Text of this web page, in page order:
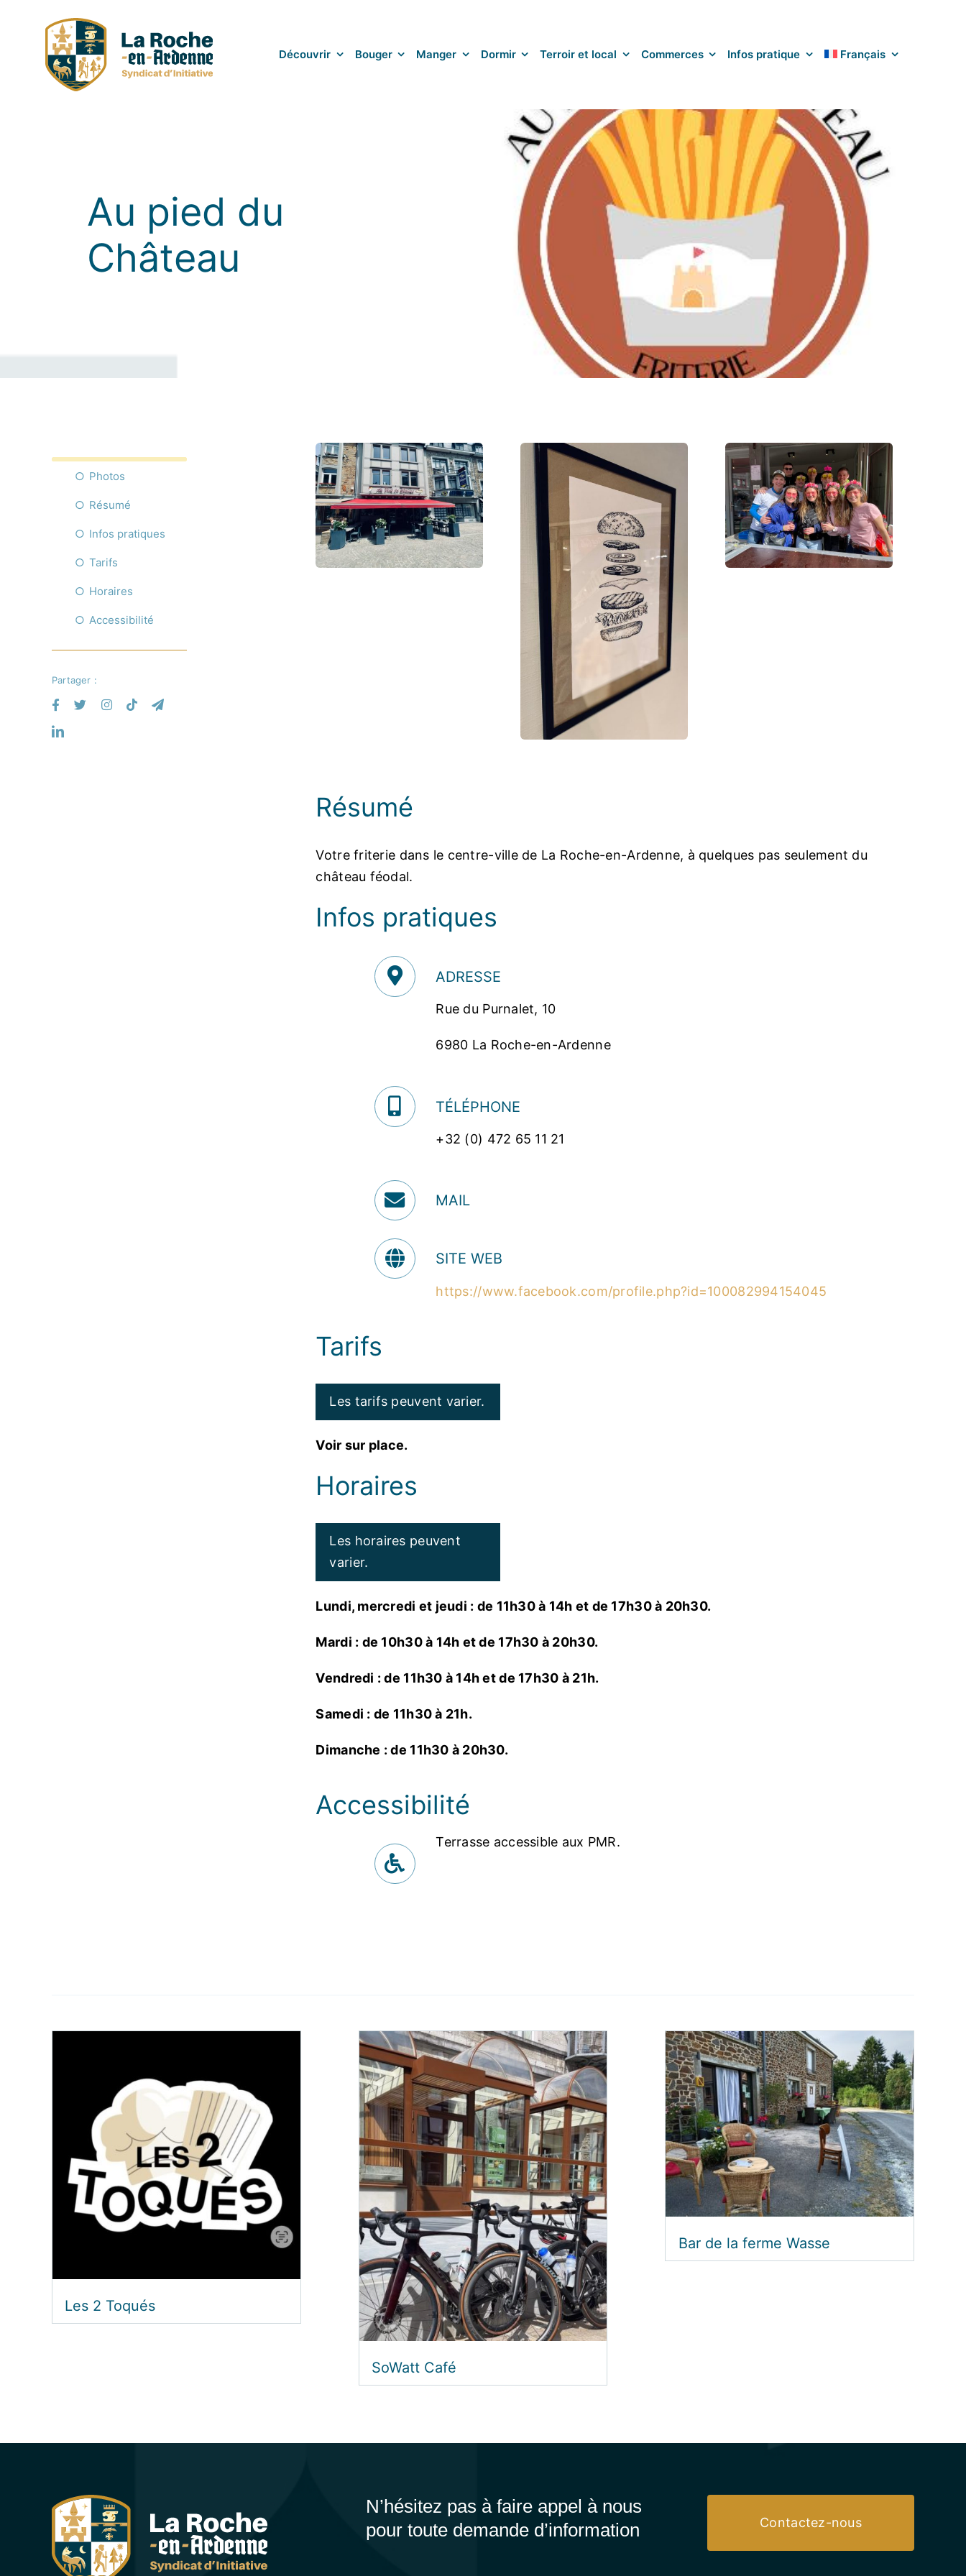
contenu
Découvrir Bouger Manger Dormir Terroir et local Commerces Infos pratique Français
Au pied du
Château
Photos
Résumé
Infos pratiques
Tarifs
Horaires
Accessibilité
Partager :
Résumé
Votre friterie dans le centre-ville de La Roche-en-Ardenne, à quelques pas seulement du
château féodal.
Infos pratiques
ADRESSE
Rue du Purnalet, 10
6980 La Roche-en-Ardenne
TÉLÉPHONE
+32 (0) 472 65 11 21
MAIL
SITE WEB
https://www.facebook.com/profile.php?id=100082994154045
Tarifs
Les tarifs peuvent varier.
Voir sur place.
Horaires
Les horaires peuvent
varier.
Lundi, mercredi et jeudi : de 11h30 à 14h et de 17h30 à 20h30.
Mardi : de 10h30 à 14h et de 17h30 à 20h30.
Vendredi : de 11h30 à 14h et de 17h30 à 21h.
Samedi : de 11h30 à 21h.
Dimanche : de 11h30 à 20h30.
Accessibilité
Terrasse accessible aux PMR.
Les 2 Toqués
SoWatt Café
Bar de la ferme Wasse
N’hésitez pas à faire appel à nous
pour toute demande d’information
Contactez-nous